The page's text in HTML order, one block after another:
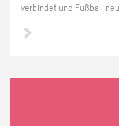
ver­bin­det und Fuß­ball